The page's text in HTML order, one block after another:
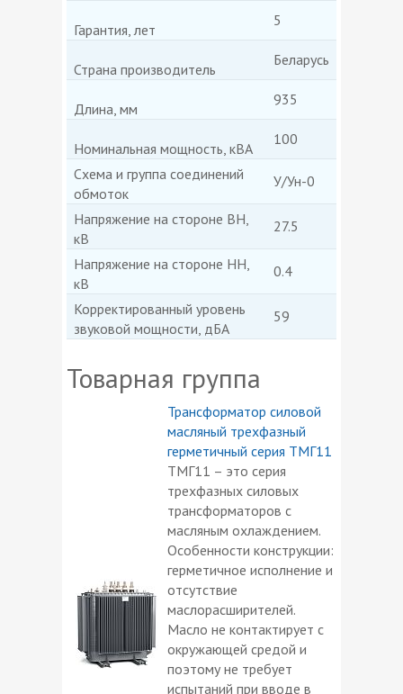
Гарантия, лет
5
Страна производитель
Беларусь
Длина, мм
935
Номинальная мощность, кВА
100
Схема и группа соединений
обмоток
У/Ун-0
Напряжение на стороне ВН,
кВ
27.5
Напряжение на стороне НН,
кВ
0.4
Корректированный уровень
звуковой мощности, дБА
59
Товарная группа
Трансформатор силовой
масляный трехфазный
герметичный серия ТМГ11
ТМГ11 – это серия
трехфазных силовых
трансформаторов с
масляным охлаждением.
Особенности конструкции:
герметичное исполнение и
отсутствие
маслорасширителей.
Масло не контактирует с
окружающей средой и
поэтому не требует
испытаний при вводе в